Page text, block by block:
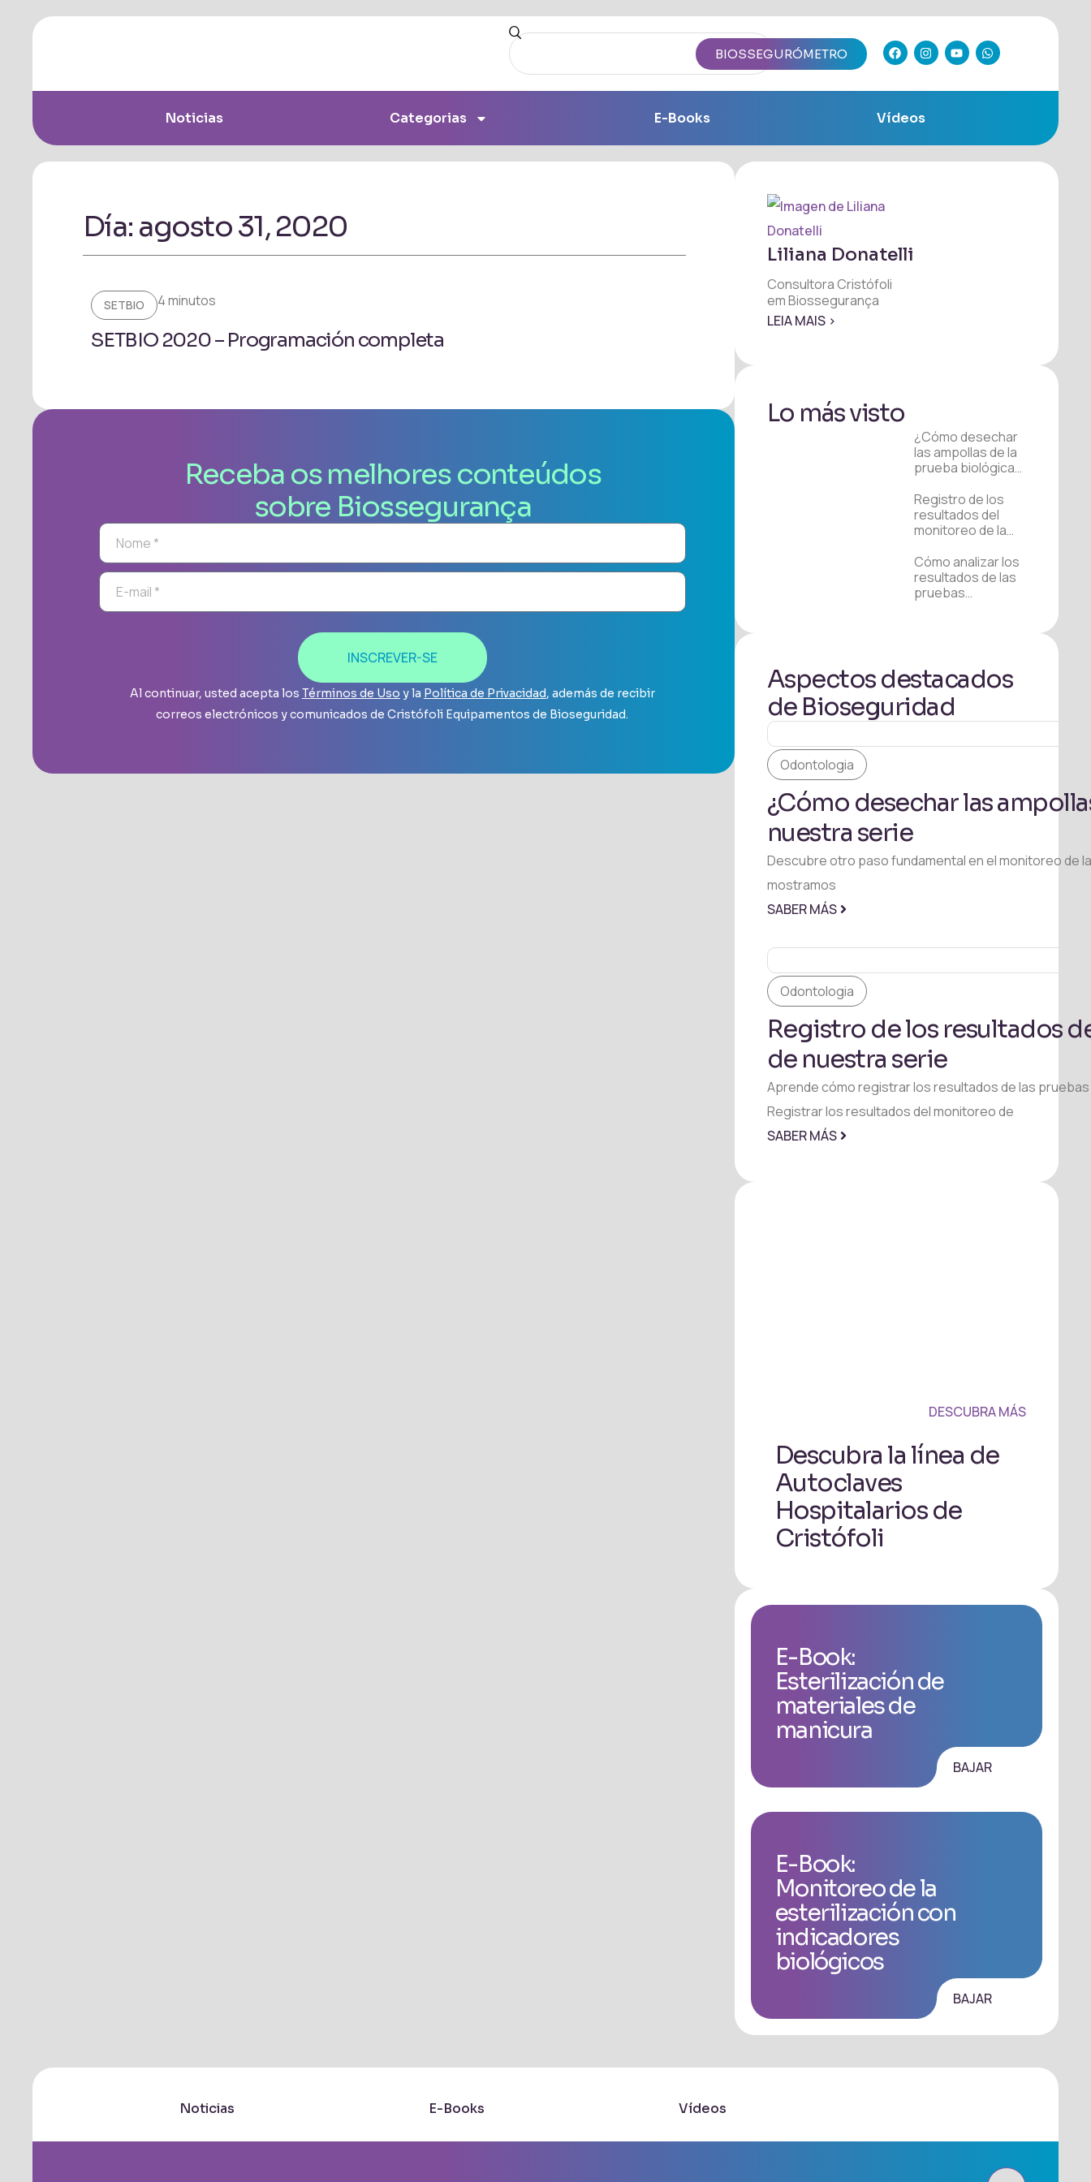
BIOSSEGURÓMETRO
Noticias Categorias E-Books Vídeos
Día: agosto 31, 2020
SETBIO 4 minutos
SETBIO 2020 – Programación completa
Receba os melhores conteúdos
sobre Biossegurança
INSCREVER-SE
Al continuar, usted acepta los Términos de Uso y la Política de Privacidad, además de recibir
correos electrónicos y comunicados de Cristófoli Equipamentos de Bioseguridad.
Liliana Donatelli
Consultora Cristófoli
em Biossegurança
LEIA MAIS >
Lo más visto
¿Cómo desechar
las ampollas de la
prueba biológica?
nuestra serie
Registro de los
resultados del
monitoreo de la
tercer video de
nuestra serie
Cómo analizar los
resultados de las
pruebas
Aspectos destacados
de Bioseguridad
Odontologia
¿Cómo desechar las
nuestra serie
Descubre otro paso fundamental en el monitoreo de
mostramos
SABER MÁS
Odontologia
Registro de los resultados
de nuestra serie
Aprende cómo registrar los resultados de las
Registrar los resultados del monitoreo de
SABER MÁS
DESCUBRA MÁS
Descubra la línea de
Autoclaves
Hospitalarios de
Cristófoli
E-Book:
Esterilización de
materiales de
manicura
BAJAR
E-Book:
Monitoreo de la
esterilización con
indicadores
biológicos
BAJAR
Noticias E-Books Vídeos